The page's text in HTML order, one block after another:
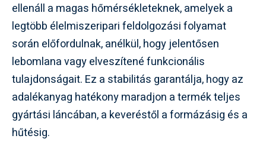
ellenáll a magas hőmérsékleteknek, amelyek a
legtöbb élelmiszeripari feldolgozási folyamat
során előfordulnak, anélkül, hogy jelentősen
lebomlana vagy elveszítené funkcionális
tulajdonságait. Ez a stabilitás garantálja, hogy az
adalékanyag hatékony maradjon a termék teljes
gyártási láncában, a keveréstől a formázásig és a
hűtésig.